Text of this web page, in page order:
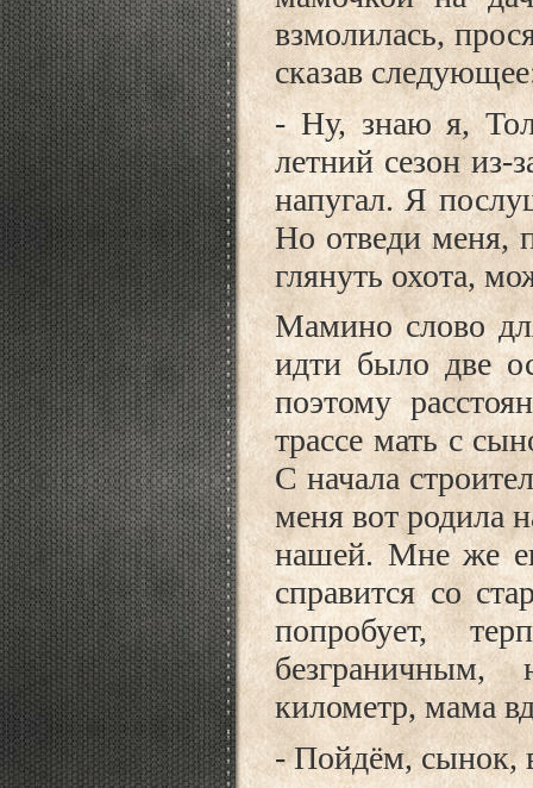
взмолилась,
сказав
- Ну, знаю я,
летний сезон
напугал. Я
Но отведи меня,
глянуть охота,
Мамино слово
идти было две
поэтому
трассе мать с
С начала
меня вот родила
нашей. Мне же
справится со
попробует,
безграничным,
километр, мама
- Пойдём, сынок,